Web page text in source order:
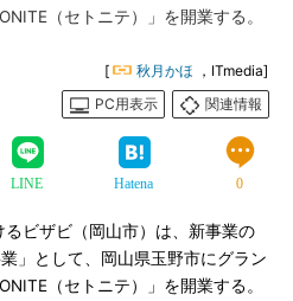
（セトニテ）」を開業する。
[ 秋月かほ ，ITmedia]
PC用表示
関連情報
LINE Hatena 0
ビザビ（岡山市）は、新事業の
」として、岡山県玉野市にグラン
（セトニテ）」を開業する。